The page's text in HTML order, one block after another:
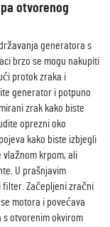
otvorenog
generatora s
brzo se mogu nakupiti
protok zraka i
generator i potpuno
zrak kako biste
oprezni oko
kako biste izbjegli
krpom, ali
U prašnjavim
Začepljeni zračni
motora i povećava
otvorenim okvirom